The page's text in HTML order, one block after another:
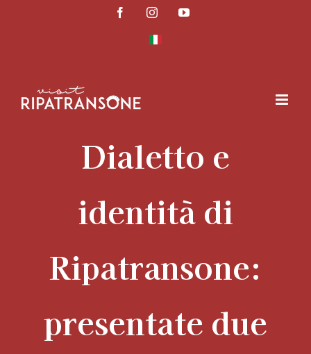
FacebookInstagramYouTube
Dialetto e
identità di
Ripatransone:
presentate due